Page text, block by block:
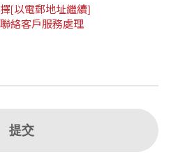
[以電郵地址繼續]
絡客戶服務處理
提交